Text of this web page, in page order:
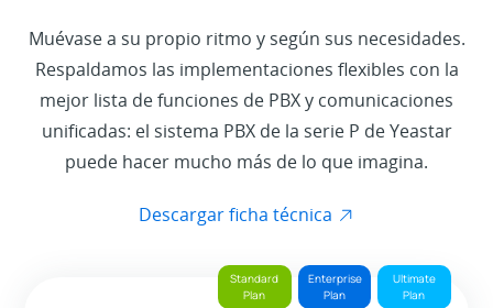
Muévase a su propio ritmo y según sus necesidades.
Respaldamos las implementaciones flexibles con la
mejor lista de funciones de PBX y comunicaciones
unificadas: el sistema PBX de la serie P de Yeastar
puede hacer mucho más de lo que imagina.
Descargar ficha técnica
Standard
Plan
Enterprise
Plan
Ultimate
Plan